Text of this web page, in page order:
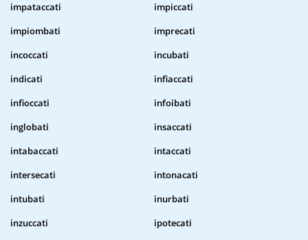
impataccati
impiccati
impiombati
imprecati
incoccati
incubati
indicati
infiaccati
infioccati
infoibati
inglobati
insaccati
intabaccati
intaccati
intersecati
intonacati
intubati
inurbati
inzuccati
ipotecati